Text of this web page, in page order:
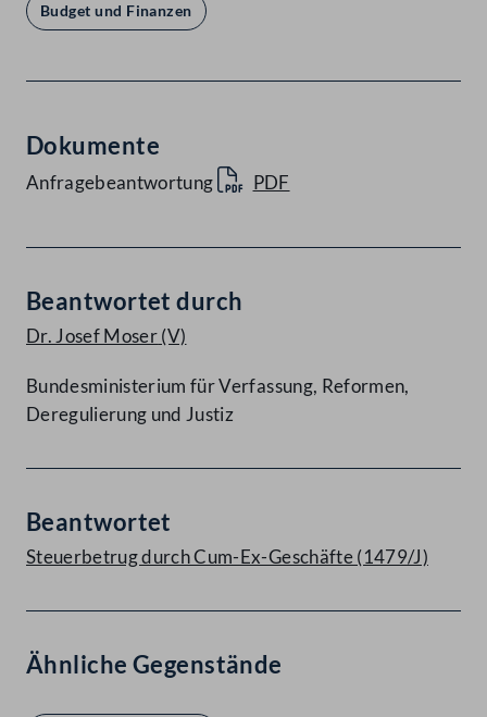
Budget und Finanzen
Dokumente
Anfragebeantwortung PDF
Beantwortet durch
Dr. Josef Moser(V)
Bundesministerium für Verfassung, Reformen,
Deregulierung und Justiz
Beantwortet
Steuerbetrug durch Cum-Ex-Geschäfte (1479/J)
Ähnliche Gegenstände